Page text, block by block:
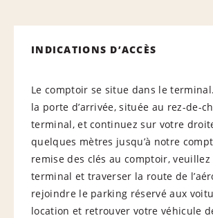
INDICATIONS D’ACCÈS
Le comptoir se situe dans le
la porte d’arrivée, située au rez-de-
terminal, et continuez sur votre
quelques mètres jusqu’à notre
remise des clés au comptoir,
terminal et traverser la route de
rejoindre le parking réservé aux
location et retrouver votre véhicule